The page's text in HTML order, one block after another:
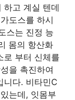
하고 계실 텐데
도스를 하시
스는 진정 능
몸의 항산화
로 부터 신체를
을 촉진하여
니다. 비타민C
는데, 잇몸부